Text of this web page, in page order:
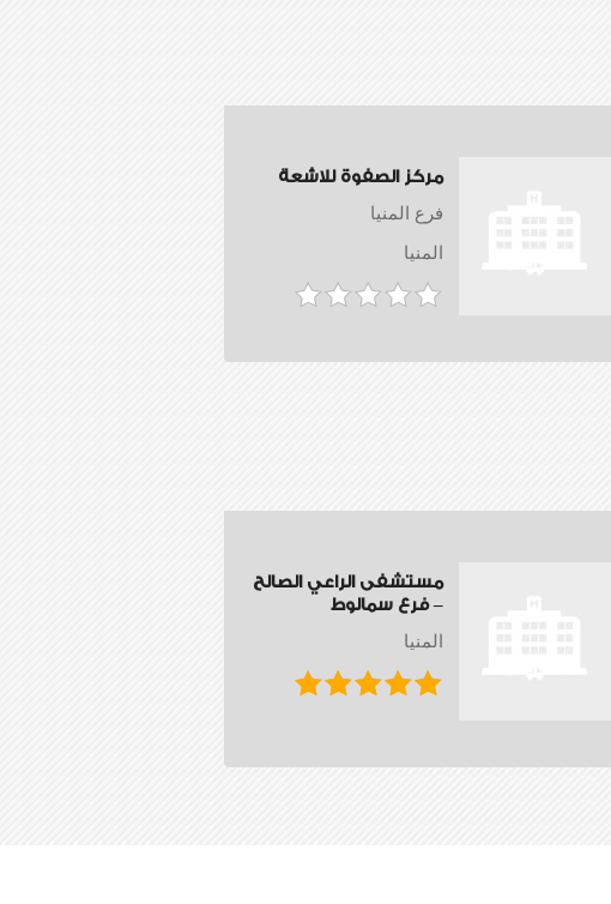
مركز الصفوة للاشعة
فرع المنيا
المنيا
مستشفى الراعي الصالح
– فرع سمالوط
المنيا